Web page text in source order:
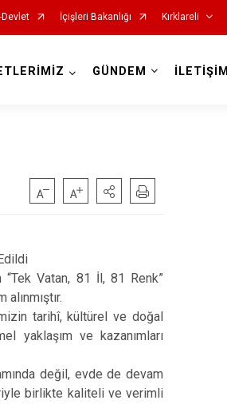
Devlet İçişleri Bakanlığı Kırklareli
GÜNDEM İLETİŞİM
“Tek Vatan, 81 İl, 81 Renk”
tarihî, kültürel ve doğal
yaklaşım ve kazanımları
değil, evde de devam
birlikte kaliteli ve verimli